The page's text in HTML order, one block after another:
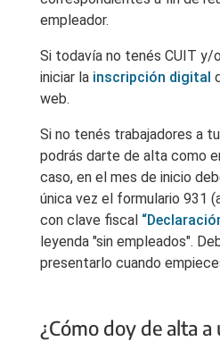
empleador.
Si todavía no tenés CUIT y/
iniciar la inscripción digital
web.
Si no tenés trabajadores a
podrás darte de alta como
caso, en el mes de inicio
única vez el formulario 931
con clave fiscal
leyenda "sin empleados".
presentarlo cuando
¿Cómo doy de alta